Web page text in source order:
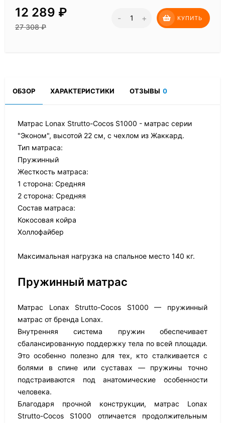
12 289 ₽
27 308₽
- + КУПИТЬ
ОБЗОР ХАРАКТЕРИСТИКИ ОТЗЫВЫ 0
Матрас Lonax Strutto-Cocos S1000 - матрас серии
"Эконом", высотой 22 см, с чехлом из Жаккард.
Тип матраса:
Пружинный
Жесткость матраса:
1 сторона: Средняя
2 сторона: Средняя
Состав матраса:
Кокосовая койра
Холлофайбер
Максимальная нагрузка на спальное место 140 кг.
Пружинный матрас
Матрас Lonax Strutto-Cocos S1000 — пружинный
матрас от бренда Lonax.
Внутренняя система пружин обеспечивает
сбалансированную поддержку тела по всей площади.
Это особенно полезно для тех, кто сталкивается с
болями в спине или суставах — пружины точно
подстраиваются под анатомические особенности
человека.
Благодаря прочной конструкции, матрас Lonax
Strutto-Cocos S1000 отличается продолжительным